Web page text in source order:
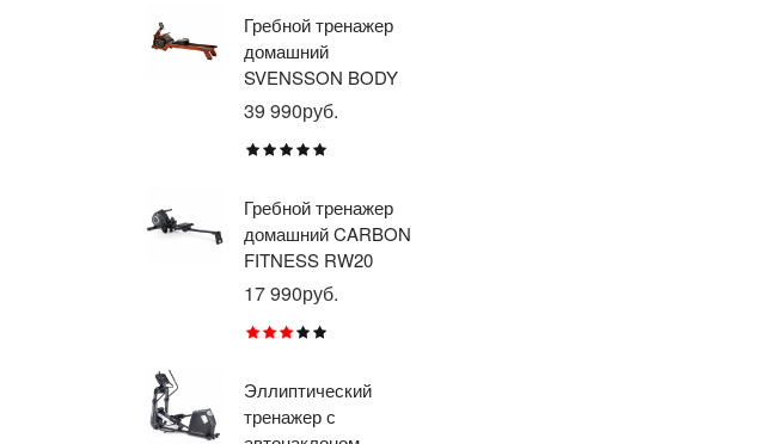
Гребной тренажер
домашний
SVENSSON BODY
LABS WAVERUN
39 990руб.
Гребной тренажер
домашний CARBON
FITNESS RW20
17 990руб.
Эллиптический
тренажер с